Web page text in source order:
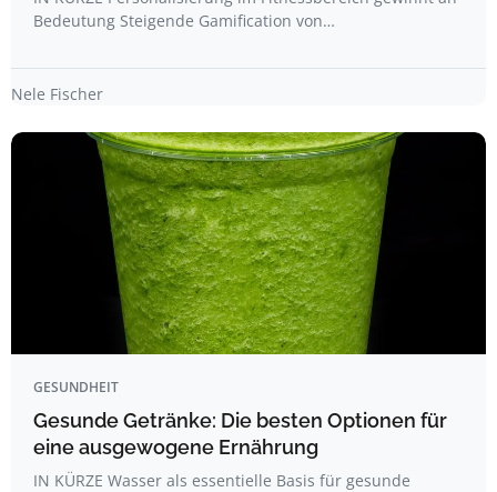
Bedeutung Steigende Gamification von…
Nele Fischer
GESUNDHEIT
Gesunde Getränke: Die besten Optionen für
eine ausgewogene Ernährung
IN KÜRZE Wasser als essentielle Basis für gesunde